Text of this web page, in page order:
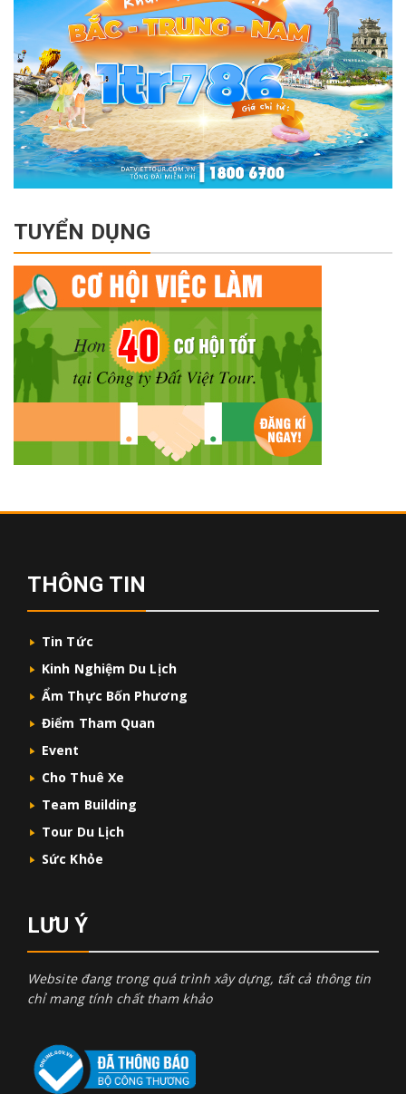
TUYỂN DỤNG
THÔNG TIN
Tin Tức
Kinh Nghiệm Du Lịch
Ẩm Thực Bốn Phương
Điểm Tham Quan
Event
Cho Thuê Xe
Team Building
Tour Du Lịch
Sức Khỏe
LƯU Ý
Website đang trong quá trình xây dựng, tất cả thông tin
chỉ mang tính chất tham khảo